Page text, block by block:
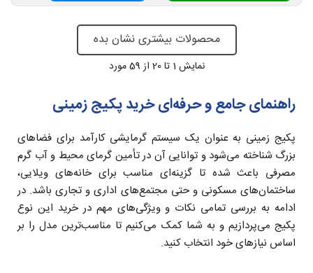
محصولات بیشتری نشان بده
نمایش 1 تا 20 از 59 مورد
راهنمای جامع و حرفه‌ای خرید پکیج زمینی
پکیج زمینی به عنوان یک سیستم گرمایشی کارآمد برای فضاهای
بزرگ شناخته می‌شود و توانایی آن در تأمین گرمای محیط و آب گرم
مصرفی باعث شده تا گزینه‌ای مناسب برای خانه‌های ویلایی،
ساختمان‌های مسکونی و حتی مجتمع‌های اداری و تجاری باشد. در
ادامه به بررسی تمامی نکات و ویژگی‌های مهم در خرید این نوع
پکیج می‌پردازیم و به شما کمک می‌کنیم تا مناسب‌ترین مدل را بر
اساس نیازهای خود انتخاب کنید.